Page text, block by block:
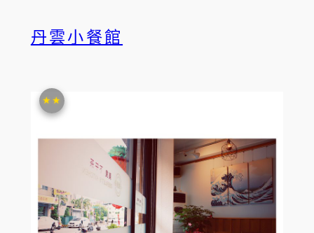
丹雲小餐館
★★